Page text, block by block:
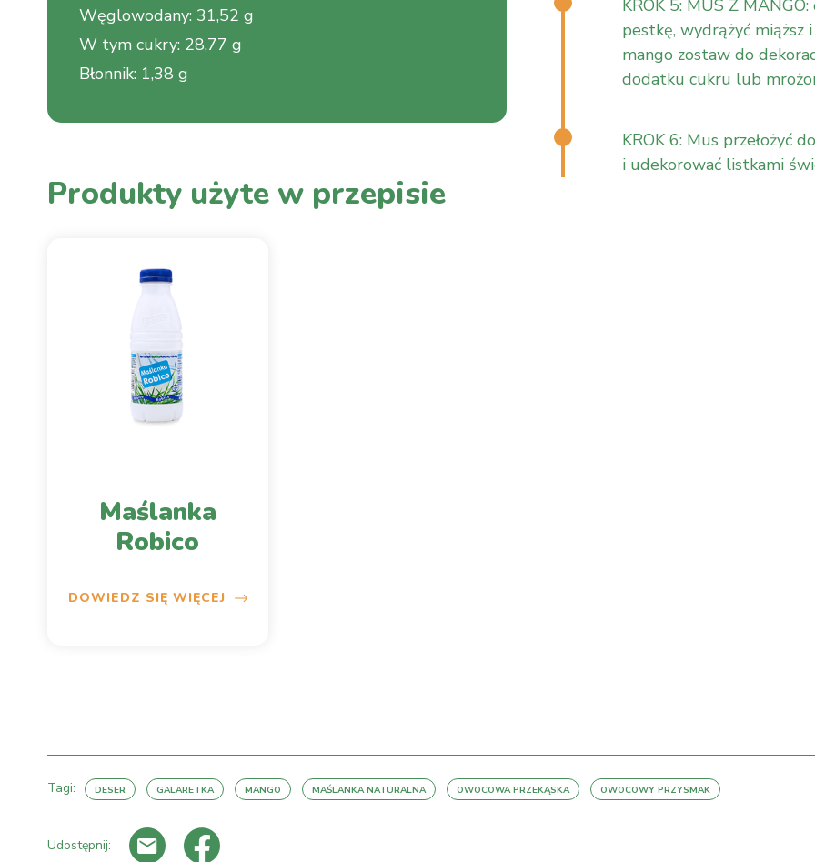
Węglowodany: 31,52 g
W tym cukry: 28,77 g
Błonnik: 1,38 g
Produkty użyte w przepisie
Maślanka
Robico
DOWIEDZ SIĘ WIĘCEJ
KROK 5: MUS Z
pestkę, wydrążyć miąższ
mango zostaw do
dodatku cukru lub
KROK 6: Mus przełożyć
i udekorować listkami
Tagi: DESER GALARETKA MANGO MAŚLANKA NATURALNA OWOCOWA PRZEKĄSKA OWOCOWY PRZYSMAK
Udostępnij: